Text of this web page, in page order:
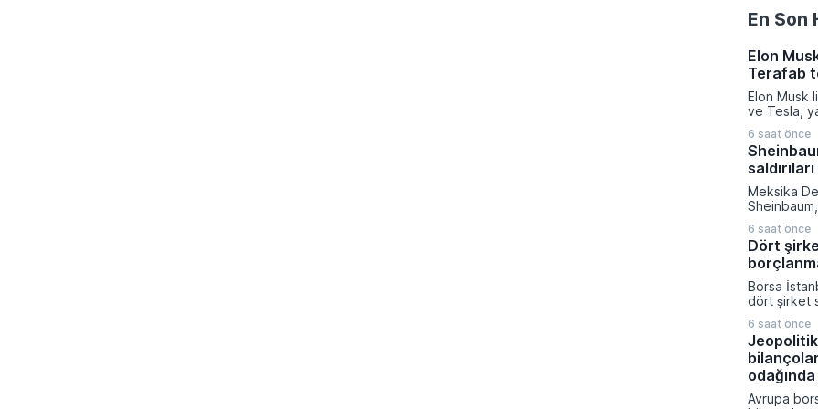
En Son
Elon
Terafab
Elon Musk
ve Tesla,
azaltmak
eyaletinde
kurma
verilen bu
milyar dolar
sermaye
6 saat önce
Meksika
devam
toplumu
çağırdı.
Devleti'ni
yineleyen
sivil
ateşkes ve
uyulması
6 saat önce
Dört
Borsa
dört şirket
hedeflerine
Sermaye
yapılan
Ağustos
6 saat önce
odağında
Avrupa